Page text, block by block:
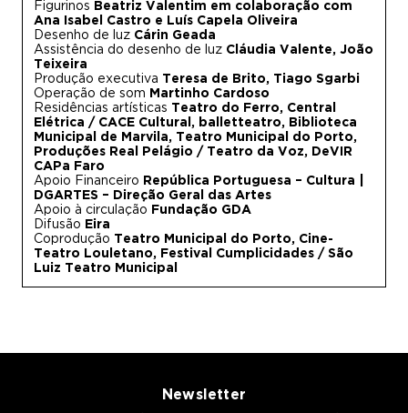
Figurinos
Beatriz Valentim em colaboração com
Ana Isabel Castro e Luís Capela Oliveira
Desenho de luz Cárin Geada
Assistência do desenho de luz Cláudia Valente, João
Teixeira
Produção executiva Teresa de Brito, Tiago Sgarbi
Operação de som
Martinho Cardoso
Residências artísticas Teatro do Ferro, Central
Elétrica / CACE Cultural, balletteatro, Biblioteca
Municipal de Marvila, Teatro Municipal do Porto,
Produções Real Pelágio / Teatro da Voz, DeVIR
CAPa Faro
Apoio Financeiro
República Portuguesa – Cultura |
DGARTES – Direção Geral das Artes
Apoio à circulação
Fundação GDA
Difusão
Eira
Coprodução Teatro Municipal do Porto, Cine-
Teatro Louletano, Festival Cumplicidades / São
Luiz Teatro Municipal
Newsletter